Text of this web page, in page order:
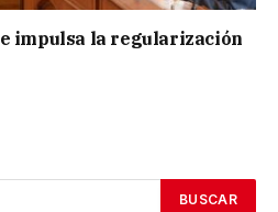
impulsa la regularización